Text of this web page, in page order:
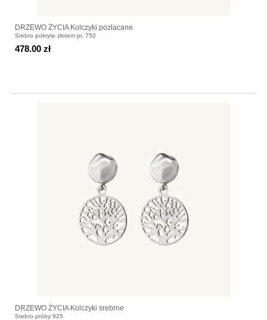
DRZEWO ŻYCIA Kolczyki pozłacane
Srebro pokryte złotem pr. 750
478.00 zł
DRZEWO ŻYCIA Kolczyki srebrne
Srebro próby 925